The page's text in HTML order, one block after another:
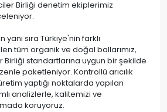
Birliği denetim ekiplerimiz
yanı sıra Türkiye'nin farklı
tüm organik ve doğal ballarımız,
Birliği standartlarına uygun bir şekilde
paketleniyor. Kontrollü arıcılık
yaptığı noktalarda yapılan
analizlerle, kalitemizi ve
koruyoruz.